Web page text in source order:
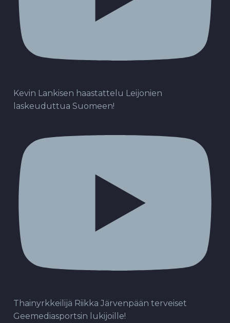
Kevin Lankisen haastattelu Leijonien
laskeuduttua Suomeen!
Thainyrkkeilijä Riikka Järvenpään terveiset
Geemediasportsin lukijoille!